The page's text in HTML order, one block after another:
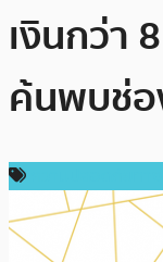
เงินกว่า
ค้นพบช่อ